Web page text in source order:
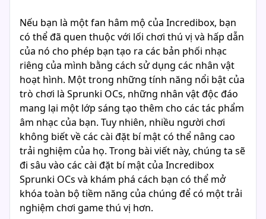
Nếu bạn là một fan hâm mộ của Incredibox, bạn
có thể đã quen thuộc với lối chơi thú vị và hấp dẫn
của nó cho phép bạn tạo ra các bản phối nhạc
riêng của mình bằng cách sử dụng các nhân vật
hoạt hình. Một trong những tính năng nổi bật của
trò chơi là Sprunki OCs, những nhân vật độc đáo
mang lại một lớp sáng tạo thêm cho các tác phẩm
âm nhạc của bạn. Tuy nhiên, nhiều người chơi
không biết về các cài đặt bí mật có thể nâng cao
trải nghiệm của họ. Trong bài viết này, chúng ta sẽ
đi sâu vào các cài đặt bí mật của Incredibox
Sprunki OCs và khám phá cách bạn có thể mở
khóa toàn bộ tiềm năng của chúng để có một trải
nghiệm chơi game thú vị hơn.